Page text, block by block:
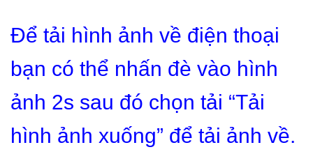
Để tải hình ảnh về điện thoại
bạn có thể nhấn đè vào hình
ảnh 2s sau đó chọn tải “Tải
hình ảnh xuống” để tải ảnh về.